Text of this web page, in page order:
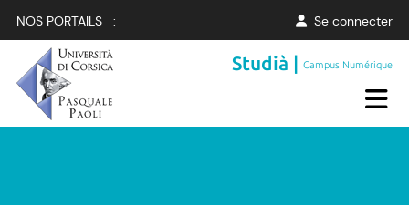
NOS PORTAILS : Se connecter
Studià |Campus Numérique